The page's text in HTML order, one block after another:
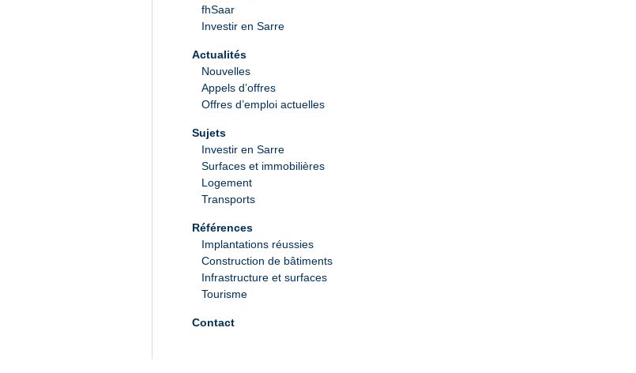
fhSaar
Investir en Sarre
Actualités
Nouvelles
Appels d’offres
Offres d’emploi actuelles
Sujets
Investir en Sarre
Surfaces et immobilières
Logement
Transports
Références
Implantations réussies
Construction de bâtiments
Infrastructure et surfaces
Tourisme
Contact